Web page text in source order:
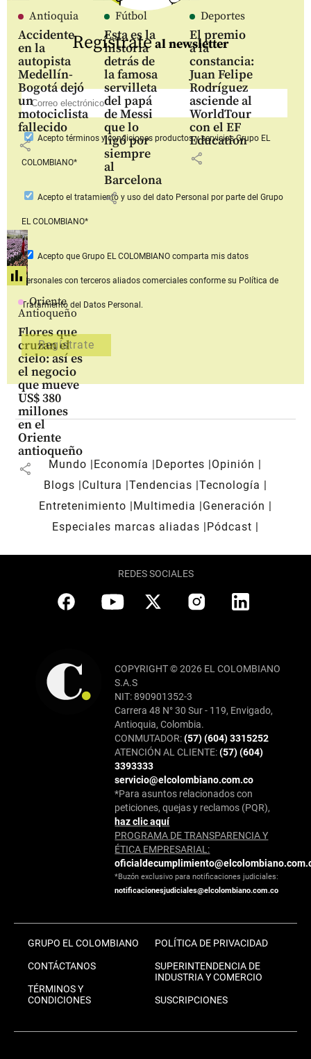
Antioquia
Accidente
en la
autopista
Medellín-
Bogotá dejó
un
motociclista
fallecido
share
Fútbol
Esta es la
historia
detrás de
la famosa
servilleta
del papá
de Messi
que lo
ligó por
siempre
al
Barcelona
share
Deportes
El premio
a la
constancia:
Juan Felipe
Rodríguez
asciende al
WorldTour
con el EF
Education
share
Oriente
Antioqueño
Flores que
cruzan el
cielo: así es
el negocio
que mueve
US$ 380
millones
en el
Oriente
antioqueño
share
Regístrateal newsletter
Aceptotérminos y condiciones productos y serviciosGrupo EL
COLOMBIANO*
Acepto el tratamiento y uso del dato Personal por parte del Grupo
EL COLOMBIANO*
Acepto que Grupo EL COLOMBIANOcomparta mis datos
personales con terceros aliados comerciales conforme su Política de
Tratamiento del Datos Personal.
Mundo Economía Deportes
Opinión
Blogs
Cultura Tendencias Tecnología
Entretenimiento
Multimedia
Generación
Especiales marcas aliadas
Pódcast
REDES SOCIALES
COPYRIGHT © 2026 EL COLOMBIANO
S.A.S
NIT: 890901352-3
Carrera 48 N° 30 Sur - 119, Envigado,
Antioquia, Colombia.
CONMUTADOR:(57) (604) 3315252
ATENCIÓN AL CLIENTE:(57) (604)
3393333
servicio@elcolombiano.com.co
*Para asuntos relacionados con
peticiones, quejas y reclamos (PQR),
haz clic aquí
PROGRAMA DE TRANSPARENCIA Y
ÉTICA EMPRESARIAL:
*Buzón exclusivo para notificaciones judiciales:
notificacionesjudiciales@elcolombiano.com.co
GRUPO EL COLOMBIANO
CONTÁCTANOS
TÉRMINOS Y
CONDICIONES
POLÍTICA DE PRIVACIDAD
SUPERINTENDENCIA DE
INDUSTRIA Y COMERCIO
SUSCRIPCIONES